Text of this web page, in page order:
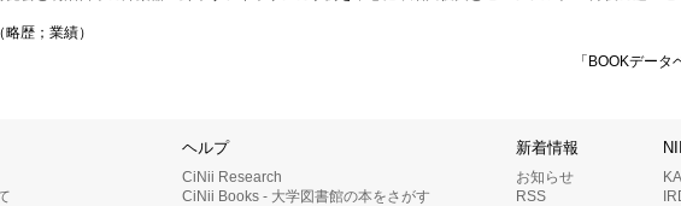
歴；業績）
「BOOKデータ
ヘルプ
CiNii Research
CiNii Books - 大学図書館の本をさがす
新着情報
お知らせ
RSS